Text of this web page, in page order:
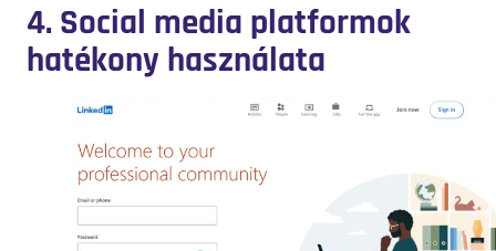
4. Social media platformok
hatékony használata